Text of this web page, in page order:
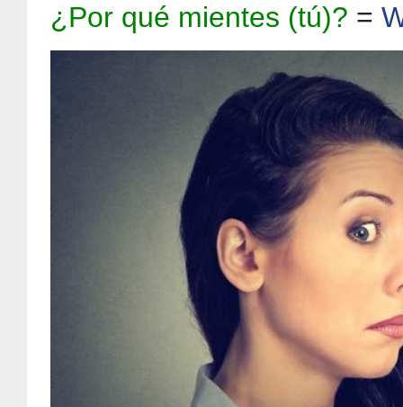
¿Por qué mientes (tú)? =